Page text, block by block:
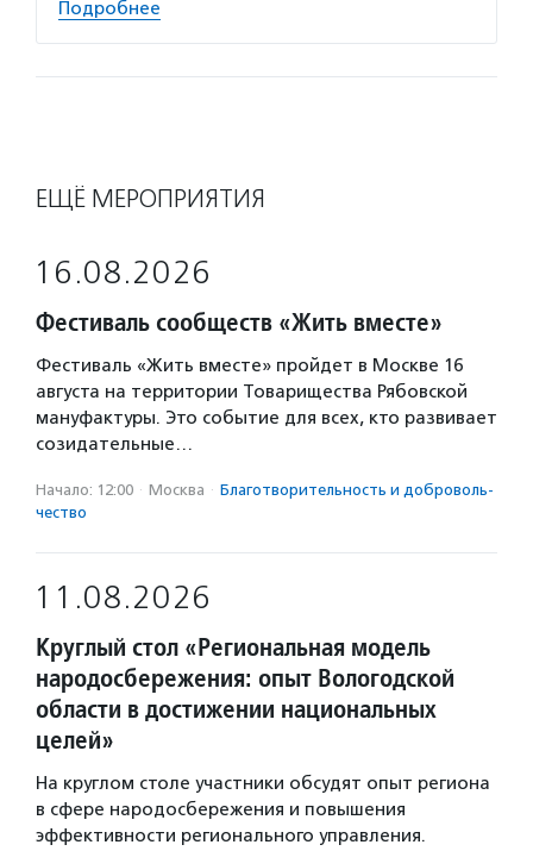
Подробнее
ЕЩЁ МЕРОПРИЯТИЯ
16.08.2026
Фестиваль сообществ «Жить вместе»
Фестиваль «Жить вместе» пройдет в Москве 16
августа на территории Товарищества Рябовской
мануфактуры. Это событие для всех, кто развивает
созидательные…
Начало: 12:00 · Москва · Благотвори­тель­ность и доброволь­
чест­во
11.08.2026
Круглый стол «Региональная модель
народосбережения: опыт Вологодской
области в достижении национальных
целей»
На круглом столе участники обсудят опыт региона
в сфере народосбережения и повышения
эффективности регионального управления.